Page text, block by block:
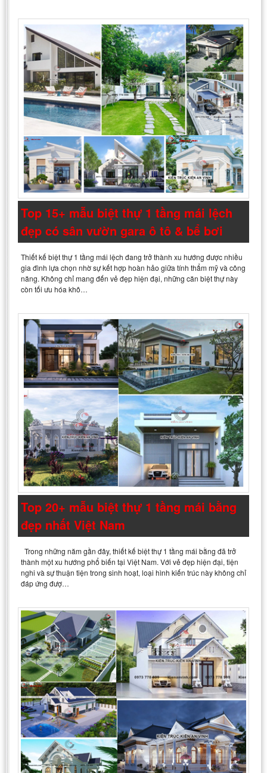
Top 15+ mẫu biệt thự 1 tầng mái lệch
đẹp có sân vườn gara ô tô & bể bơi
Thiết kế biệt thự 1 tầng mái lệch đang trở thành xu hướng được nhiều
gia đình lựa chọn nhờ sự kết hợp hoàn hảo giữa tính thẩm mỹ và công
năng. Không chỉ mang đến vẻ đẹp hiện đại, những căn biệt thự này
còn tối ưu hóa khô…
Top 20+ mẫu biệt thự 1 tầng mái bằng
đẹp nhất Việt Nam
Trong những năm gần đây, thiết kế biệt thự 1 tầng mái bằng đã trở
thành một xu hướng phổ biến tại Việt Nam. Với vẻ đẹp hiện đại, tiện
nghi và sự thuận tiện trong sinh hoạt, loại hình kiến trúc này không chỉ
đáp ứng đượ…